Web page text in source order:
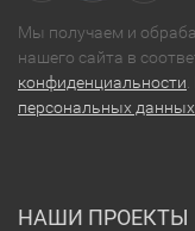
Мы получаем и
нашего сайта в
конфиденциальности
персональных данных
НАШИ ПРОЕКТЫ